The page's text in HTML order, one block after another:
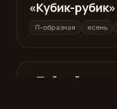
П-образная
«Кубик-рубик»
П-образная ясень
П-образная
«Тайный агент»